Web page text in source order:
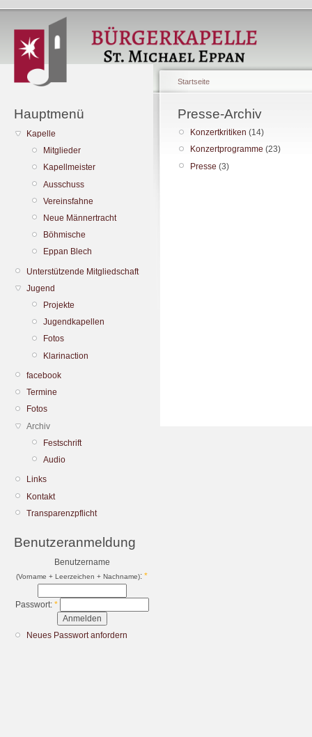
Hauptmenü
Kapelle
Mitglieder
Kapellmeister
Ausschuss
Vereinsfahne
Neue Männertracht
Böhmische
Eppan Blech
Unterstützende Mitgliedschaft
Jugend
Projekte
Jugendkapellen
Fotos
Klarinaction
facebook
Termine
Fotos
Archiv
Festschrift
Audio
Links
Kontakt
Transparenzpflicht
Benutzeranmeldung
Benutzername
(Vorname + Leerzeichen + Nachname): *
Passwort: *
Neues Passwort anfordern
Startseite
Presse-Archiv
Konzertkritiken (14)
Konzertprogramme (23)
Presse (3)